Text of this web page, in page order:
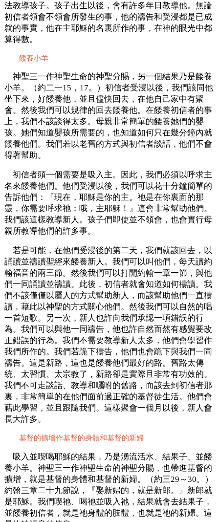
法教導孩子。孩子出生以後，會有許多年日教導他。無論
初信者領會不領會所發生的事，他的禱告和受浸都是已成
就的事實，他在主耶穌的名裏所作的事，在神的眼光中都
算得數。
餧養小羊
神聖三一作神聖生命的神聖分賜，另一個結果乃是餧養
小羊。（約二一15，17。）初信者受浸以後，我們該同他
坐下來，好餧養他，並且儘快回去，在他自己家中有聚
會。然後我們可以規律的回去餧養他。在餧養初信者的事
上，我們不該談得太多。母親非常簡單的餧養她們的嬰
孩。她們知道嬰孩所需要的，也知道如何只在幾分鐘內就
餧養他們。我們若以老舊的方式與初信者談話，他們不會
得著幫助。
初信者頭一個需要是吸入主。因此，我們必須以呼求主
名來餧養他們。他們受浸以後，我們可以花十分鐘簡單的
告訴他們：『現在，耶穌是你的主。祂是在你裏面的那
靈，你需要呼求祂：哦，主耶穌！』這會非常幫助他們。
我們該這樣教導新人。孩子們即使並不領會，也會實行母
親所教導他們的許多事。
若是可能，在他們受浸後的第二天，我們就該回去，以
誦讀並禱讀聖經來餧養新人。我們可以叫他們，每天讀約
翰福音的兩三節。然後我們可以打開約翰一章一節，與他
們一同誦讀並禱讀。此後，初信者就會知道如何禱讀。我
們不該僅僅以屬人的方式幫助新人，而該幫助他們一直禱
讀，藉此以神聖的方式關心他們。然後我們可以自然的唱
一首短歌。另一次，新人也許向我們承認一項錯誤的行
為。我們可以與他一同禱告，他也許自然而然有感覺要改
正錯誤的行為。我們不需要教導新人太多，他們會學習作
我們所作的。我們若跪下禱告，他們也會跪下與我們一同
禱告。這是新路，這也是餧養他們最好的路。舊路太傳
統、太習慣、太宗教了，新路卻是實際且非常有功效的。
我們不可走談話、教導和囑咐的舊路，而該去到初信者那
裏，非常簡單的在他們面前過正確的基督徒生活。他們會
藉此學習，並且跟隨我們。這樣聚會一個月以後，新人會
長大許多。
基督的擴增作基督的身體和基督的新婦
吸入並喫喝耶穌的結果，乃是湧流活水、結果子、並餧
養小羊。神聖三一作神聖生命的神聖分賜，也帶進基督的
擴增，就是基督的身體和基督的新婦。（約三29～30。）
約翰三章二十九節說，『娶新婦的，就是新郎。』新郎就
是耶穌。我們喫祂、喝祂並吸入祂，結果就會去結果子，
並餧養初信者，就是祂身體的肢體，也就是祂的新婦。這